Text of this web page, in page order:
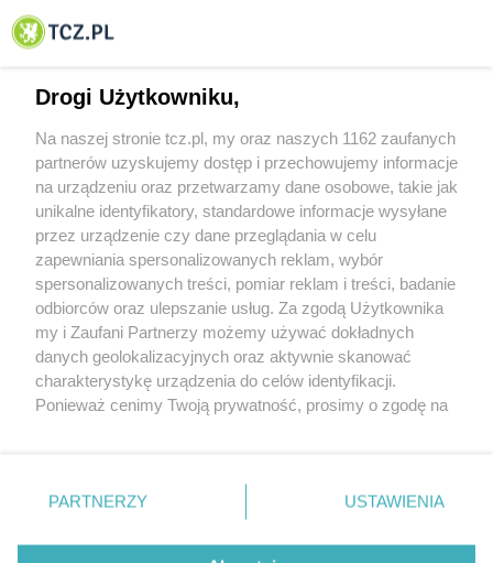
© 2001-2026 Tczew - TCZ.PL Sp. z o.o. Internetowy Serwis Informacyjny Miasta
O FIRMIE POLITYKA PRYWATNOŚCI HOSTING
REKLAMA WSPÓŁPRACA RSS FACEBOOK KONTAKT
Nasze serwisy
Aktualności
Tcz24
Historia miasta
Muzyka i kultura
Archiwum wydarzeń
Zdjęcia miasta
Drogi Użytkowniku,
Na naszej stronie tcz.pl, my oraz naszych 1162 zaufanych
partnerów uzyskujemy dostęp i przechowujemy informacje
na urządzeniu oraz przetwarzamy dane osobowe, takie jak
unikalne identyfikatory, standardowe informacje wysyłane
przez urządzenie czy dane przeglądania w celu
zapewniania spersonalizowanych reklam, wybór
spersonalizowanych treści, pomiar reklam i treści, badanie
odbiorców oraz ulepszanie usług. Za zgodą Użytkownika
my i Zaufani Partnerzy możemy używać dokładnych
danych geolokalizacyjnych oraz aktywnie skanować
charakterystykę urządzenia do celów identyfikacji.
Ponieważ cenimy Twoją prywatność, prosimy o zgodę na
znajdujący się w lewym dolnym rogu strony
. Niektóre
PARTNERZY USTAWIENIA